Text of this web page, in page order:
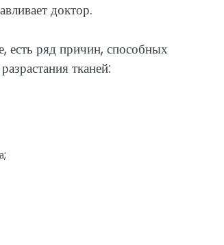
доктор.
есть ряд причин, способных
тканей: